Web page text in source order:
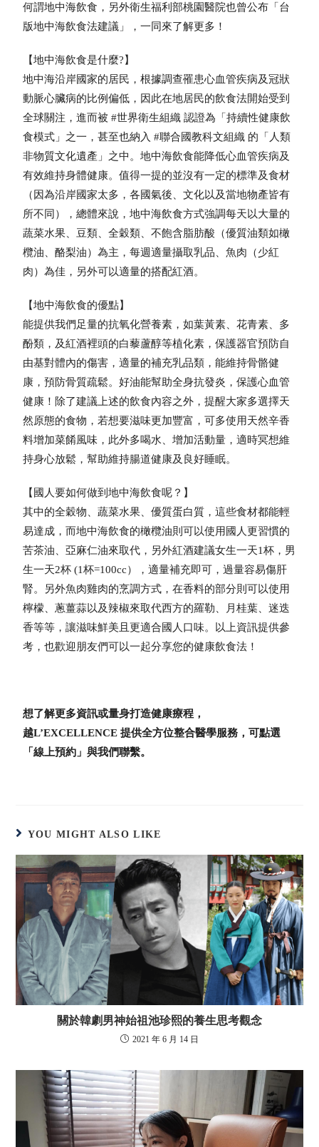
何謂地中海飲食，另外衛生福利部桃園醫院也曾公布「台
版地中海飲食法建議」，一同來了解更多！
【地中海飲食是什麼?】
地中海沿岸國家的居民，根據調查罹患心血管疾病及冠狀
動脈心臟病的比例偏低，因此在地居民的飲食法開始受到
全球關注，進而被 #世界衛生組織 認證為「持續性健康飲
食模式」之一，甚至也納入 #聯合國教科文組織 的「人類
非物質文化遺產」之中。地中海飲食能降低心血管疾病及
有效維持身體健康。值得一提的並沒有一定的標準及食材
（因為沿岸國家太多，各國氣後、文化以及當地物產皆有
所不同），總體來說，地中海飲食方式強調每天以大量的
蔬菜水果、豆類、全穀類、不飽含脂肪酸（優質油類如橄
欖油、酪梨油）為主，每週適量攝取乳品、魚肉（少紅
肉）為佳，另外可以適量的搭配紅酒。
【地中海飲食的優點】
能提供我們足量的抗氧化營養素，如葉黃素、花青素、多
酚類，及紅酒裡頭的白藜蘆醇等植化素，保護器官預防自
由基對體內的傷害，適量的補充乳品類，能維持骨骼健
康，預防骨質疏鬆。好油能幫助全身抗發炎，保護心血管
健康！除了建議上述的飲食內容之外，提醒大家多選擇天
然原態的食物，若想要滋味更加豐富，可多使用天然辛香
料增加菜餚風味，此外多喝水、增加活動量，適時冥想維
持身心放鬆，幫助維持腸道健康及良好睡眠。
【 國人要如何做到地中海飲食呢？ 】
其中的全穀物、蔬菜水果、優質蛋白質，這些食材都能輕
易達成，而地中海飲食的橄欖油則可以使用國人更習慣的
苦茶油、亞麻仁油來取代，另外紅酒建議女生一天1杯，男
生一天2杯 (1杯=100cc），適量補充即可，過量容易傷肝
腎。另外魚肉雞肉的烹調方式，在香料的部分則可以使用
檸檬、蔥薑蒜以及辣椒來取代西方的羅勒、月桂葉、迷迭
香等等，讓滋味鮮美且更適合國人口味。以上資訊提供參
考，也歡迎朋友們可以一起分享您的健康飲食法！
想了解更多資訊或量身打造健康療程，
越L’EXCELLENCE 提供全方位整合醫學服務，可點選
「線上預約」與我們聯繫。
YOU MIGHT ALSO LIKE
關於韓劇男神始祖池珍熙的養生思考觀念
2021 年 6 月 14 日